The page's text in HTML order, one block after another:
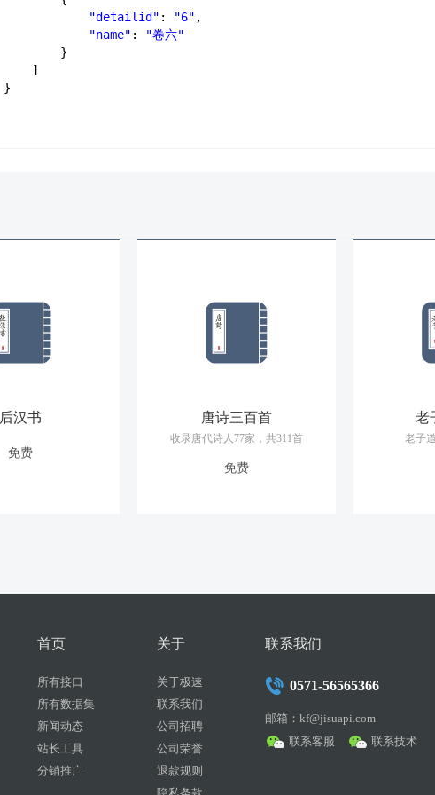
"detailid" : "6" ,
"name" :
"卷六"
}
]
}
后汉书
免费
唐诗三百首
收录唐代诗人77家，共311首
免费
老
老子
首页
所有接口
所有数据集
新闻动态
站长工具
分销推广
关于
关于极速
联系我们
公司招聘
公司荣誉
退款规则
联系我们
0571-56565366
邮箱：kf@jisuapi.com
联系客服
联系技术